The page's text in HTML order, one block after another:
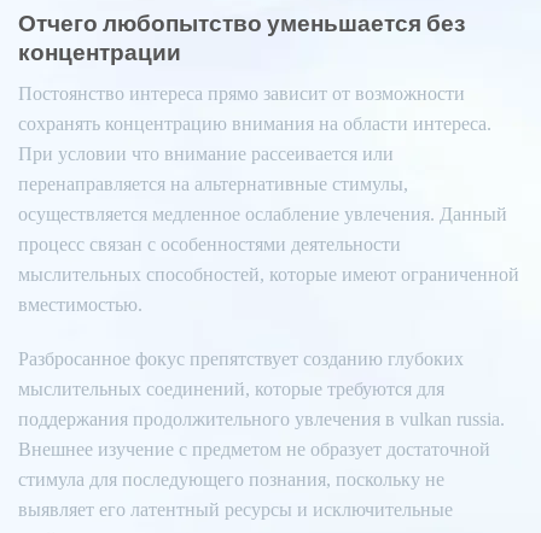
Отчего любопытство уменьшается без
концентрации
Постоянство интереса прямо зависит от возможности
сохранять концентрацию внимания на области интереса.
При условии что внимание рассеивается или
перенаправляется на альтернативные стимулы,
осуществляется медленное ослабление увлечения. Данный
процесс связан с особенностями деятельности
мыслительных способностей, которые имеют ограниченной
вместимостью.
Разбросанное фокус препятствует созданию глубоких
мыслительных соединений, которые требуются для
поддержания продолжительного увлечения в vulkan russia.
Внешнее изучение с предметом не образует достаточной
стимула для последующего познания, поскольку не
выявляет его латентный ресурсы и исключительные